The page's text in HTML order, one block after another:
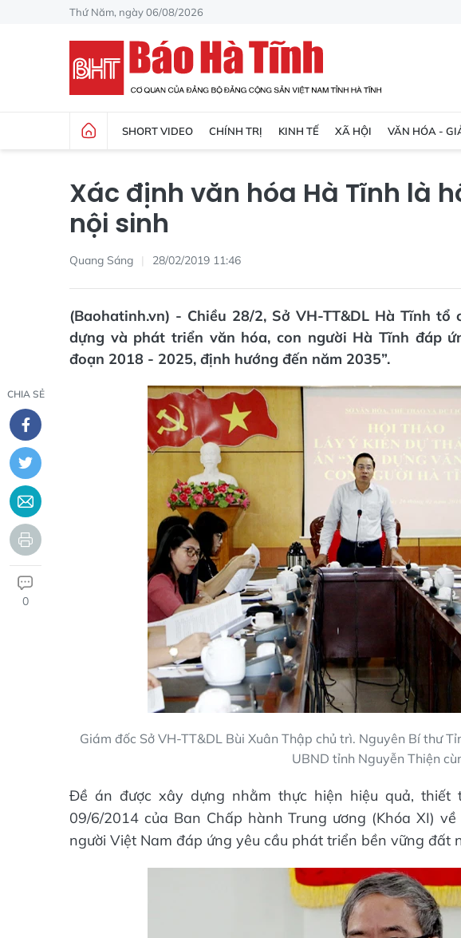
Thứ Năm, ngày 06/08/2026
SHORT VIDEO CHÍNH TRỊ KINH TẾ XÃ HỘI VĂN HÓA -
Xác định văn hóa Hà Tĩnh là
nội sinh
Quang Sáng 28/02/2019 11:46
(Baohatinh.vn) - Chiều 28/2, Sở VH-TT&DL Hà Tĩnh
dựng và phát triển văn hóa, con người Hà Tĩnh đáp
đoạn 2018 - 2025, định hướng đến năm 2035”.
CHIA SẺ
0
Giám đốc Sở VH-TT&DL Bùi Xuân Thập chủ trì. Nguyên Bí thư
UBND tỉnh Nguyễn Thiện
Đề án được xây dựng nhằm thực hiện hiệu quả, thiết
09/6/2014 của Ban Chấp hành Trung ương (Khóa XI)
người Việt Nam đáp ứng yêu cầu phát triển bền vững đất